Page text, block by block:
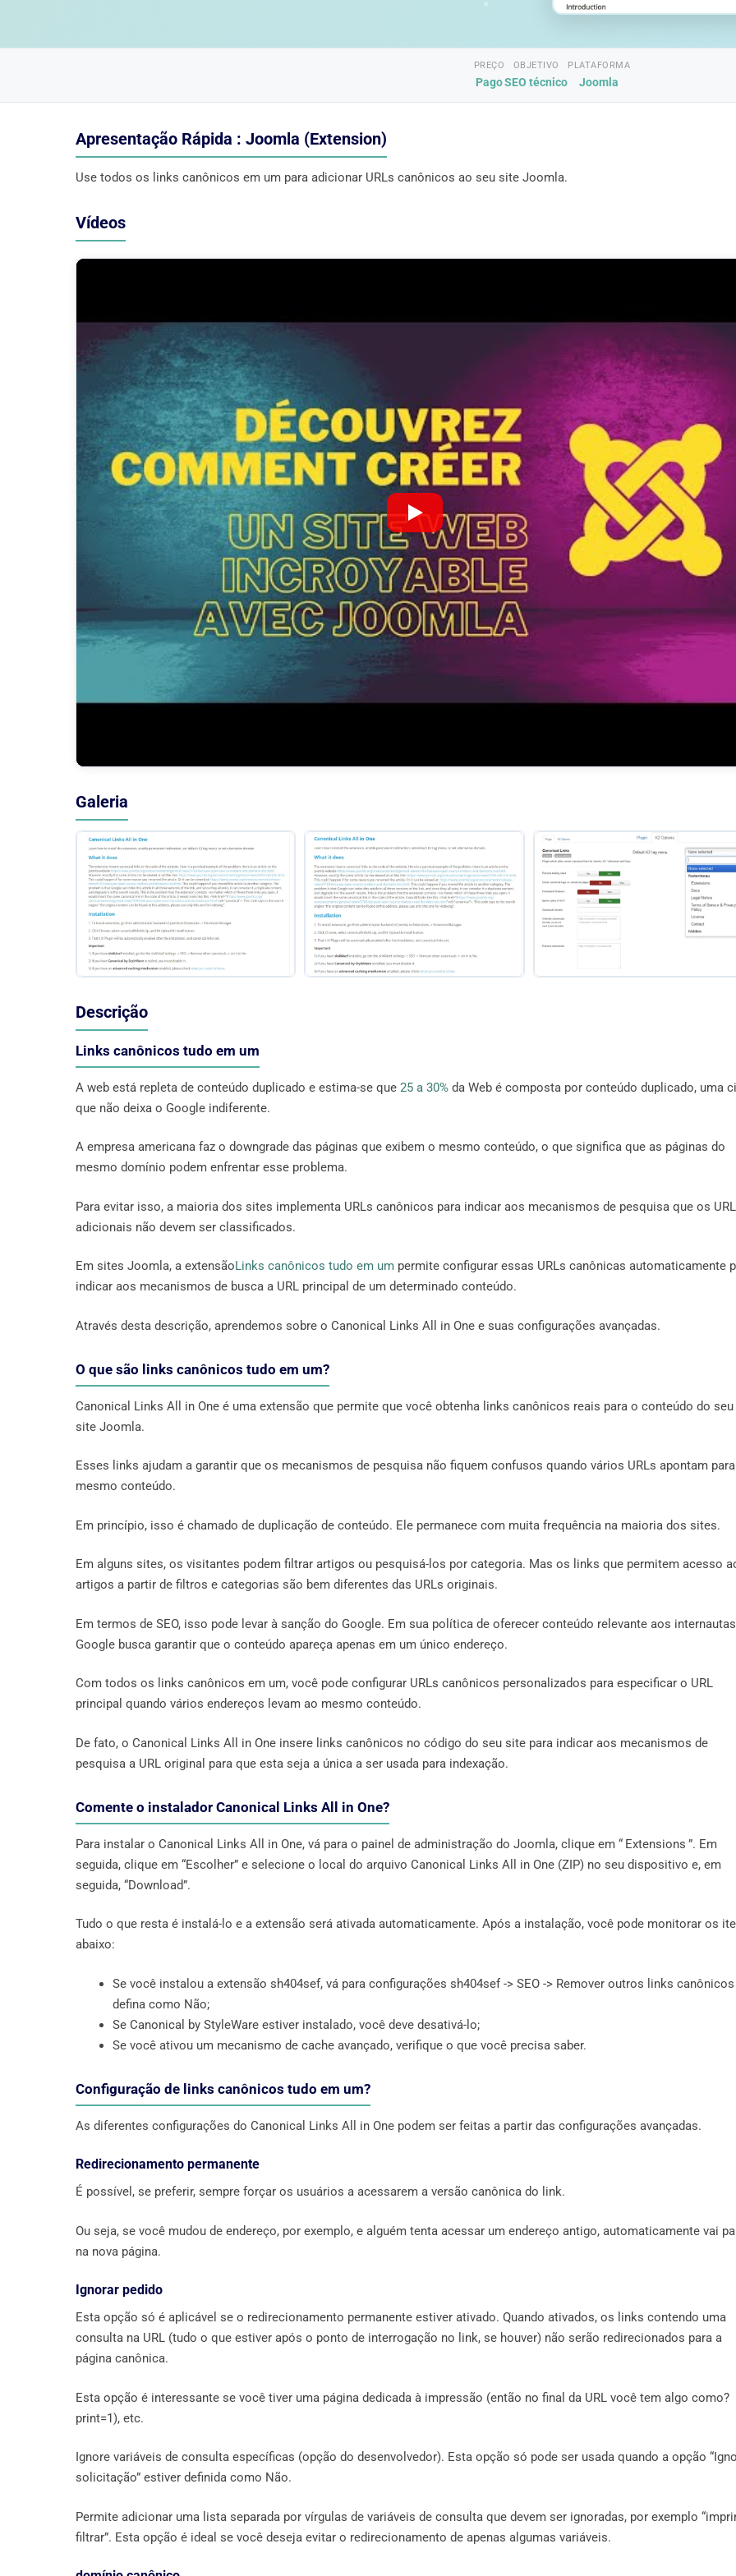
PREÇO
Pago
OBJETIVO
SEO técnico
PLATAFORMA
Joomla
Apresentação Rápida : Joomla (Extension)
Use todos os links canônicos em um para adicionar URLs canônicos ao seu site Joomla.
Vídeos
Galeria
Descrição
Links canônicos tudo em um
A web está repleta de conteúdo duplicado e estima-se que 25 a 30% da Web é composta por conteúdo duplicado, uma
que não deixa o Google indiferente.
A empresa americana faz o downgrade das páginas que exibem o mesmo conteúdo, o que significa que as páginas do
mesmo domínio podem enfrentar esse problema.
Para evitar isso, a maioria dos sites implementa URLs canônicos para indicar aos mecanismos de pesquisa que os
adicionais não devem ser classificados.
Em sites Joomla, a extensãoLinks canônicos tudo em um permite configurar essas URLs canônicas automaticamente
indicar aos mecanismos de busca a URL principal de um determinado conteúdo.
Através desta descrição, aprendemos sobre o Canonical Links All in One e suas configurações avançadas.
O que são links canônicos tudo em um?
Canonical Links All in One é uma extensão que permite que você obtenha links canônicos reais para o conteúdo do seu
site Joomla.
Esses links ajudam a garantir que os mecanismos de pesquisa não fiquem confusos quando vários URLs apontam
mesmo conteúdo.
Em princípio, isso é chamado de duplicação de conteúdo. Ele permanece com muita frequência na maioria dos sites.
Em alguns sites, os visitantes podem filtrar artigos ou pesquisá-los por categoria. Mas os links que permitem acesso
artigos a partir de filtros e categorias são bem diferentes das URLs originais.
Em termos de SEO, isso pode levar à sanção do Google. Em sua política de oferecer conteúdo relevante aos
Google busca garantir que o conteúdo apareça apenas em um único endereço.
Com todos os links canônicos em um, você pode configurar URLs canônicos personalizados para especificar o URL
principal quando vários endereços levam ao mesmo conteúdo.
De fato, o Canonical Links All in One insere links canônicos no código do seu site para indicar aos mecanismos de
pesquisa a URL original para que esta seja a única a ser usada para indexação.
Comente o instalador Canonical Links All in One?
Para instalar o Canonical Links All in One, vá para o painel de administração do Joomla, clique em “ Extensions ”. Em
seguida, clique em “Escolher” e selecione o local do arquivo Canonical Links All in One (ZIP) no seu dispositivo e, em
seguida, “Download”.
Tudo o que resta é instalá-lo e a extensão será ativada automaticamente. Após a instalação, você pode monitorar os
abaixo:
Se você instalou a extensão sh404sef, vá para configurações sh404sef -> SEO -> Remover outros links canônicos
defina como Não;
Se Canonical by StyleWare estiver instalado, você deve desativá-lo;
Se você ativou um mecanismo de cache avançado, verifique o que você precisa saber.
Configuração de links canônicos tudo em um?
As diferentes configurações do Canonical Links All in One podem ser feitas a partir das configurações avançadas.
Redirecionamento permanente
É possível, se preferir, sempre forçar os usuários a acessarem a versão canônica do link.
Ou seja, se você mudou de endereço, por exemplo, e alguém tenta acessar um endereço antigo, automaticamente vai
na nova página.
Ignorar pedido
Esta opção só é aplicável se o redirecionamento permanente estiver ativado. Quando ativados, os links contendo uma
consulta na URL (tudo o que estiver após o ponto de interrogação no link, se houver) não serão redirecionados para a
página canônica.
Esta opção é interessante se você tiver uma página dedicada à impressão (então no final da URL você tem algo como?
print=1), etc.
Ignore variáveis ​​de consulta específicas (opção do desenvolvedor). Esta opção só pode ser usada quando a opção
solicitação” estiver definida como Não.
Permite adicionar uma lista separada por vírgulas de variáveis ​​de consulta que devem ser ignoradas, por exemplo
filtrar”. Esta opção é ideal se você deseja evitar o redirecionamento de apenas algumas variáveis.